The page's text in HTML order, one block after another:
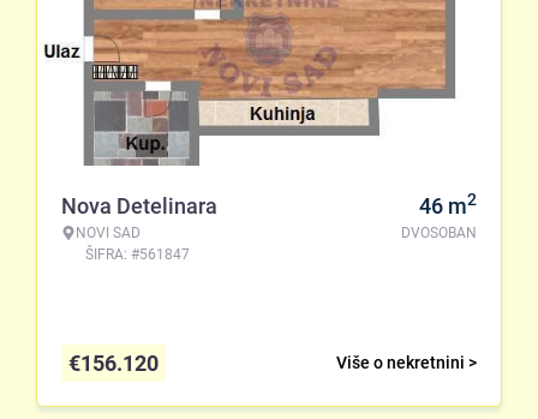
Nova Detelinara
NOVI SAD
ŠIFRA: #561847
46 m2
DVOSOBAN
Više o nekretnini >
€156.120